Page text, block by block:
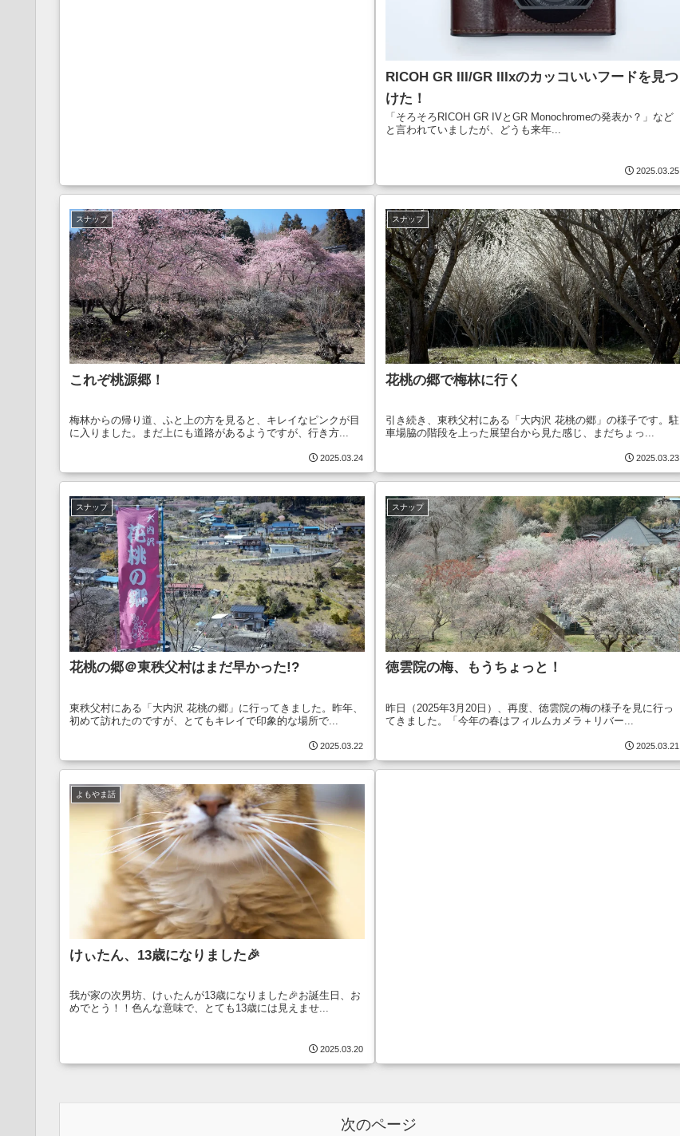
RICOH GR III/GR IIIxのカッコいいフードを見つ
けた！
「そろそろRICOH GR IVとGR Monochromeの発表か？」など
と言われていましたが、どうも来年...
2025.03.25
スナップ
これぞ桃源郷！
梅林からの帰り道、ふと上の方を見ると、キレイなピンクが目
に入りました。まだ上にも道路があるようですが、行き方...
2025.03.24
スナップ
花桃の郷で梅林に行く
引き続き、東秩父村にある「大内沢 花桃の郷」の様子です。駐
車場脇の階段を上った展望台から見た感じ、まだちょっ...
2025.03.23
スナップ
花桃の郷＠東秩父村はまだ早かった!?
東秩父村にある「大内沢 花桃の郷」に行ってきました。昨年、
初めて訪れたのですが、とてもキレイで印象的な場所で...
2025.03.22
スナップ
徳雲院の梅、もうちょっと！
昨日（2025年3月20日）、再度、徳雲院の梅の様子を見に行っ
てきました。「今年の春はフィルムカメラ＋リバー...
2025.03.21
よもやま話
けぃたん、13歳になりました🎉
我が家の次男坊、けぃたんが13歳になりました🎉お誕生日、お
めでとう！！色んな意味で、とても13歳には見えませ...
2025.03.20
次のページ